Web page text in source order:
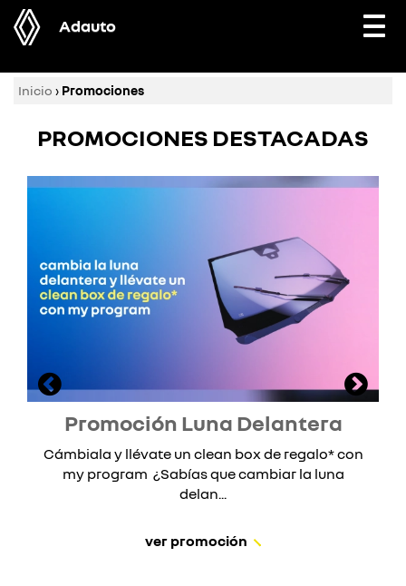
Adauto
Inicio › Promociones
PROMOCIONES DESTACADAS
Promoción Luna Delantera
Cámbiala y llévate un clean box de regalo* con
my program ¿Sabías que cambiar la luna
delan...
ver promoción